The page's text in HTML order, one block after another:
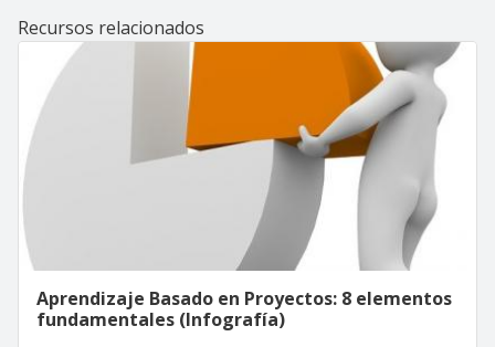
Recursos relacionados
Aprendizaje Basado en Proyectos: 8 elementos
fundamentales (Infografía)